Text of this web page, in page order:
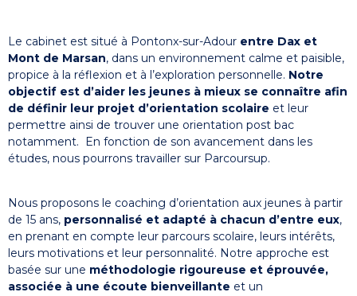
Le cabinet est situé à Pontonx-sur-Adour entre Dax et
Mont de Marsan, dans un environnement calme et paisible,
propice à la réflexion et à l’exploration personnelle. Notre
objectif est d’aider les jeunes à mieux se connaître afin
de définir leur projet d’orientation scolaire et leur
permettre ainsi de trouver une orientation post bac
notamment. En fonction de son avancement dans les
études, nous pourrons travailler sur Parcoursup.
Nous proposons le coaching d’orientation aux jeunes à partir
de 15 ans, personnalisé et adapté à chacun d’entre eux,
en prenant en compte leur parcours scolaire, leurs intérêts,
leurs motivations et leur personnalité. Notre approche est
basée sur une méthodologie rigoureuse et éprouvée,
associée à une écoute bienveillante et un